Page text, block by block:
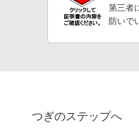
第三者
防いで
つぎのステップへ